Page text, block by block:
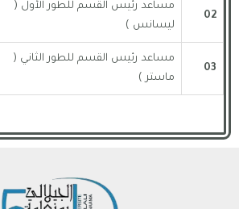
02
مساعد رئيس القسم للطور الأول (
ليسانس )
03
مساعد رئيس القسم للطور الثاني (
ماستر )